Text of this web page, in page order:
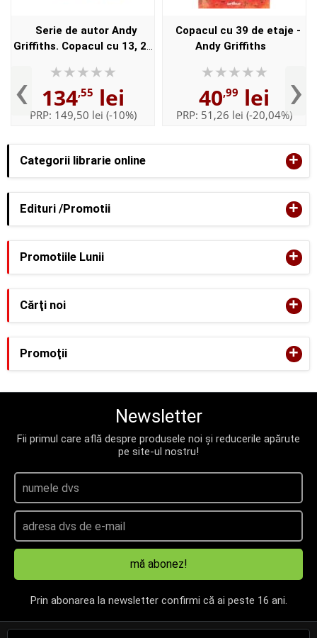
Categorii librarie online +
Edituri /Promotii +
‹
Serie de autor Andy
Griffiths. Copacul cu 13, 26
134,55 lei
PRP: 149,50 lei (-10%)
Copacul cu 39 de etaje -
Andy Griffiths
40,99 lei
PRP: 51,26 lei (-20,04%)›
Promotiile Lunii +
Cărţi noi +
Promoţii +
Newsletter
Fii primul care află despre produsele noi și reducerile apărute
pe site-ul nostru!
mă abonez!
Prin abonarea la newsletter confirmi că ai peste 16 ani.